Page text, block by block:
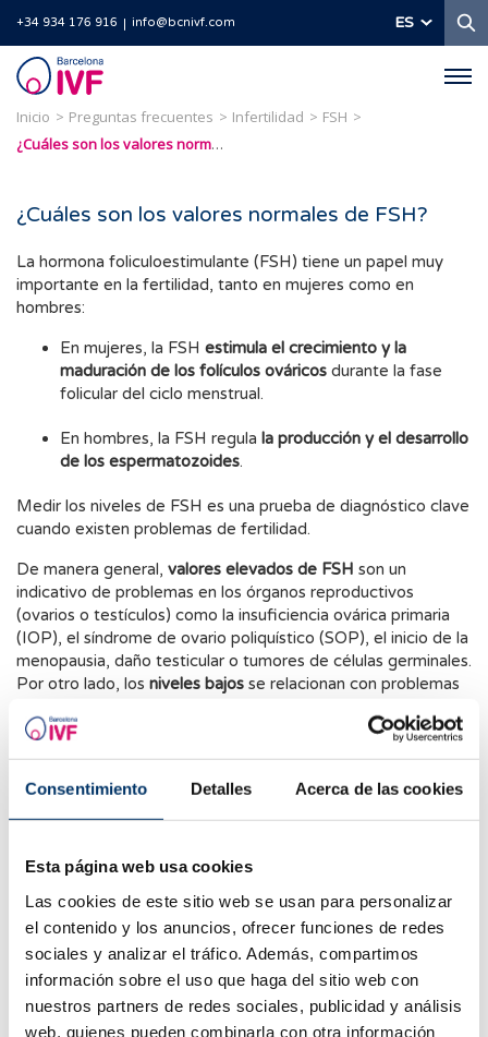
Consentimiento Detalles Acerca de las cookies
Esta página web usa cookies
Las cookies de este sitio web se usan para personalizar
el contenido y los anuncios, ofrecer funciones de redes
sociales y analizar el tráfico. Además, compartimos
información sobre el uso que haga del sitio web con
nuestros partners de redes sociales, publicidad y análisis
web, quienes pueden combinarla con otra información
+34 934 176 916 info@bcnivf.com ES
Barcelona
IVF
Inicio Preguntas frecuentes Infertilidad
FSH
¿Cuáles son los valores normales de FSH?
¿Cuáles son los valores normales de FSH?
La hormona foliculoestimulante (FSH) tiene un papel muy
importante en la fertilidad, tanto en mujeres como en
hombres:
En mujeres, la FSH estimula el crecimiento y la
maduración de los folículos ováricos durante la fase
folicular del ciclo menstrual.
En hombres, la FSH regula la producción y el desarrollo
de los espermatozoides.
Medir los niveles de FSH es una prueba de diagnóstico clave
cuando existen problemas de fertilidad.
De manera general, valores elevados de FSH son un
indicativo de problemas en los órganos reproductivos
(ovarios o testículos) como la insuficiencia ovárica primaria
(IOP), el síndrome de ovario poliquístico (SOP), el inicio de la
menopausia, daño testicular o tumores de células germinales.
Por otro lado, los niveles bajos se relacionan con problemas
Los niveles normales de FSH varían según la edad y el sexo.
encuentran entre
1,5 y 12,4 mIU/mL
. En mujeres, los valores
de FSH no solo dependen de la edad, sino también del
una correcta medición, se recomienda
las 10 mUI/mlen mujeres con buena reserva ovárica. Los
niveles de FSH se tienen que interpretar siempre junto con
los del estradiol ya que existe una correlación entre ambos.
La FSH es una medida esencial en el diagnóstico de
infertilidad y en la planificación de los tratamientos de